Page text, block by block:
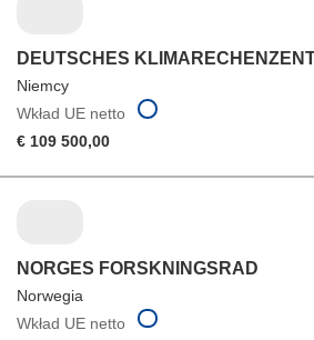
DEUTSCHES
Niemcy
Wkład UE netto
€ 109 500,00
NORGES FORSKNINGSRAD
Norwegia
Wkład UE netto